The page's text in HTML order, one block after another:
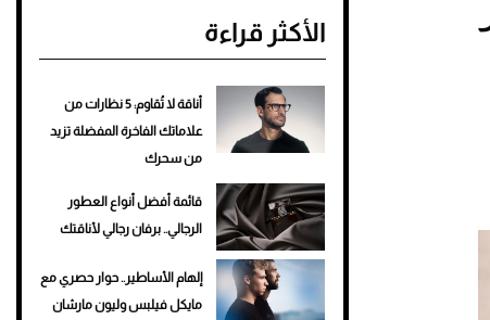
الأكثر قراءة
أناقة لا تُقاوم: 5 نظارات من
علاماتك الفاخرة المفضلة تزيد
من سحرك
قائمة أفضل أنواع العطور
الرجالي.. برفان رجالي لأناقتك
إلهام الأساطير.. حوار حصري مع
مايكل فيلبس وليون مارشان